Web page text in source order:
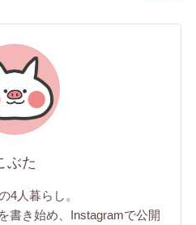
ぶた
4人暮らし。
書き始め、Instagramで公開